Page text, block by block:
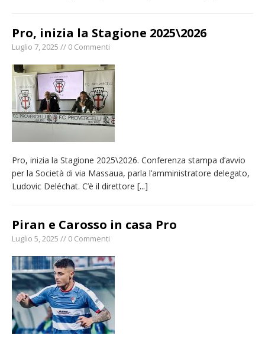
Pro, inizia la Stagione 2025\2026
Luglio 7, 2025 // 0 Commenti
Pro, inizia la Stagione 2025\2026. Conferenza stampa d’avvio
per la Società di via Massaua, parla l’amministratore delegato,
Ludovic Deléchat. C’è il direttore [...]
Piran e Carosso in casa Pro
Luglio 5, 2025 // 0 Commenti